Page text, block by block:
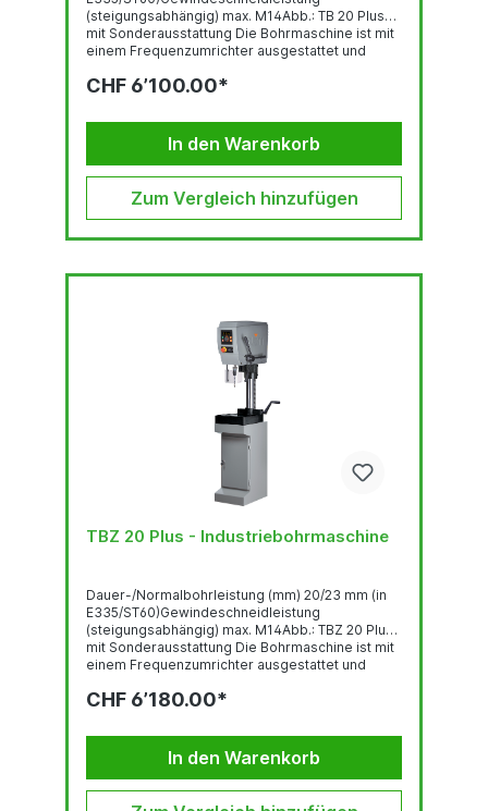
(steigungsabhängig) max. M14Abb.: TB 20 Plus
mit Sonderausstattung Die Bohrmaschine ist mit
einem Frequenzumrichter ausgestattet und
A1:2017.GewindeschneideinrichtungBedienpanel
hochwertige Bohrkopf-Haube mit ergonomisch
geneigter FrontLED-BeleuchtungSchnell...
CHF 6’100.00*
In den Warenkorb
Zum Vergleich hinzufügen
TBZ 20 Plus - Industriebohrmaschine
Dauer-/Normalbohrleistung (mm) 20/23 mm (in
E335/ST60)Gewindeschneidleistung
(steigungsabhängig) max. M14Abb.: TBZ 20 Plus
mit Sonderausstattung Die Bohrmaschine ist mit
einem Frequenzumrichter ausgestattet und
A1:2017.GewindeschneideinrichtungBedienpanel
hochwertige Bohrkopf-Haube mit ergonomisch
geneigter FrontLED-BeleuchtungSchnell...
CHF 6’180.00*
In den Warenkorb